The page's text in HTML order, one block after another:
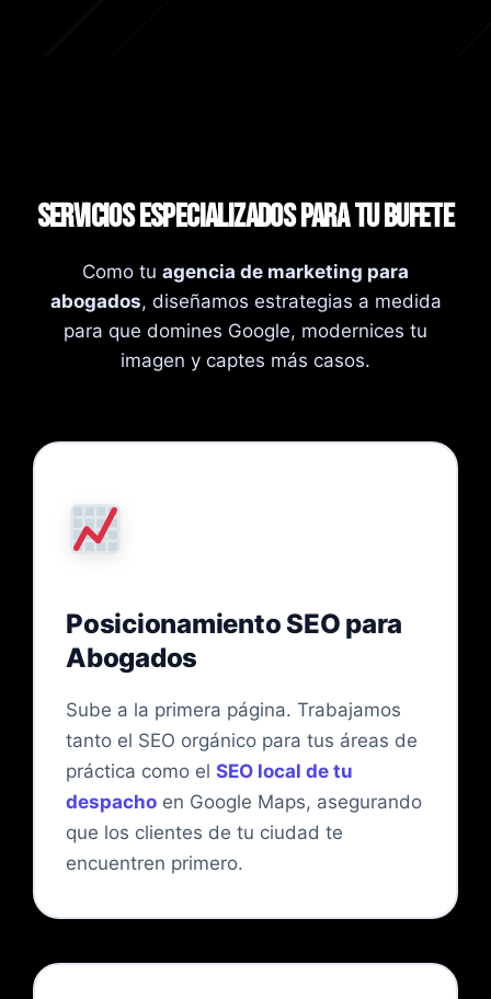
Servicios Especializados para tu Bufete
Como tu agencia de marketing para
abogados, diseñamos estrategias a medida
para que domines Google, modernices tu
imagen y captes más casos.
Posicionamiento SEO para
Abogados
Sube a la primera página. Trabajamos
tanto el SEO orgánico para tus áreas de
práctica como el SEO local de tu
despacho en Google Maps, asegurando
que los clientes de tu ciudad te
encuentren primero.